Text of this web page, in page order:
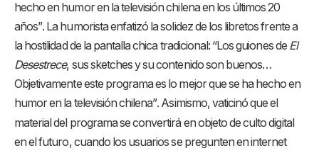
hecho en humor en la televisión chilena en los últimos 20
años”. La humorista enfatizó la solidez de los libretos frente a
la hostilidad de la pantalla chica tradicional: “Los guiones de El
Desestrece, sus sketches y su contenido son buenos…
Objetivamente este programa es lo mejor que se ha hecho en
humor en la televisión chilena”. Asimismo, vaticinó que el
material del programa se convertirá en objeto de culto digital
en el futuro, cuando los usuarios se pregunten en internet